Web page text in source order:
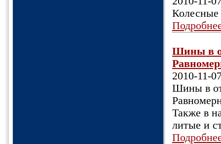
Колесные
Шины в
2010-11-
Шины в
Также в
литые и